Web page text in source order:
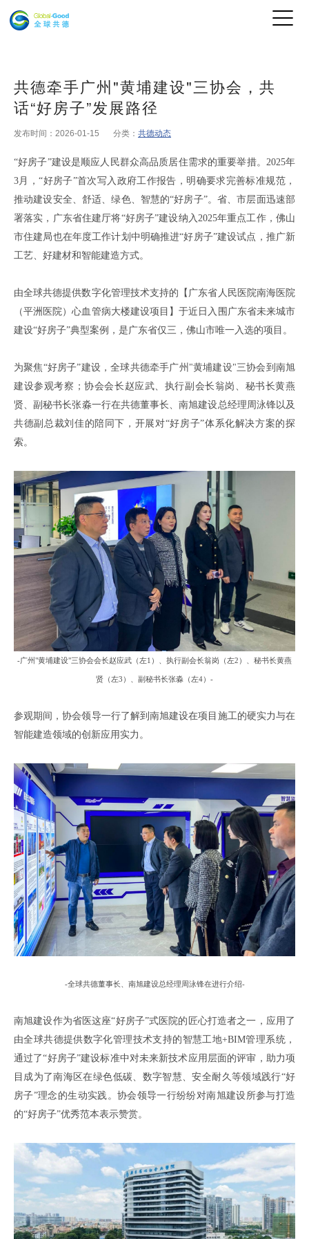
共德牵手广州"黄埔建设"三协会，共
话“好房子”发展路径
发布时间：2026-01-15 分类： 共德动态
“好房子”建设是顺应人民群众高品质居住需求的重要举措。2025年
3月，“好房子”首次写入政府工作报告，明确要求完善标准规范，
推动建设安全、舒适、绿色、智慧的“好房子”。省、市层面迅速部
署落实，广东省住建厅将“好房子”建设纳入2025年重点工作，佛山
市住建局也在年度工作计划中明确推进“好房子”建设试点，推广新
工艺、好建材和智能建造方式。
由全球共德提供数字化管理技术支持的 【 广东省人民医院南海医院
（平洲医院）心血管病大楼建设项目 】于近日入围 广东省未来城市
建设“好房子”典型案例，是广东省仅三，佛山市唯一入选的项目。
为聚焦“好房子”建设 ，全球共德牵手广州 "黄埔建设"三协会到南旭
建设参观考察 ； 协会会长赵应武、 执行副会长翁岗 、 秘书长黄燕
贤、 副秘书长张淼一行在共德董事长、南旭建设总经理周泳锋以及
共德副总裁刘佳的陪同下 ， 开展对“好房子”体系化解决方案的探
索。
-广州"黄埔建设"三协会会长赵应武 （左1）、 执行副会长翁岗 （左2）、 秘书长黄燕
贤 （左3）、 副秘书长张淼 （左4） -
参观期间，协会领导一行了解到南旭建设在项目施工的硬实力与在
智能建造领域的创新应用实力。
-全球共德董事长 南旭建设总经理周泳锋在进行介绍-
南旭建设作为省医这座“好房子”式医院的匠心打造者之一 ， 应用了
由全球共德提供数字化管理技术支持的智慧工地+BIM管理系统 ，
通过了“好房子”建设标准中对未来新技术应用层面的评审 ， 助力项
目成为了南海区在绿色低碳、数字智慧、安全耐久等领域践行“好
房子”理念的生动实践。 协会领导一行纷纷对南旭建设所参与打造
的“好房子”优秀范本表示赞赏。